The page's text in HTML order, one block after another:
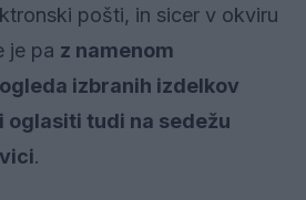
pošti, in sicer v okviru
je pa z namenom
izbranih izdelkov
oglasiti tudi na sedežu
.